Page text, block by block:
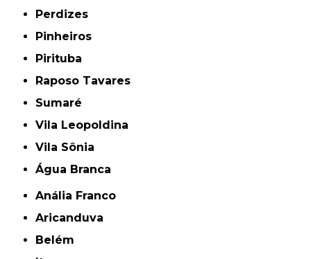
Perdizes
Pinheiros
Pirituba
Raposo Tavares
Sumaré
Vila Leopoldina
Vila Sônia
Água Branca
Anália Franco
Aricanduva
Belém